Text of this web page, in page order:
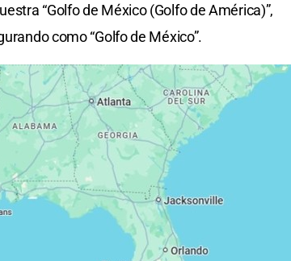
“Golfo de México (Golfo de América)”,
como “Golfo de México”.